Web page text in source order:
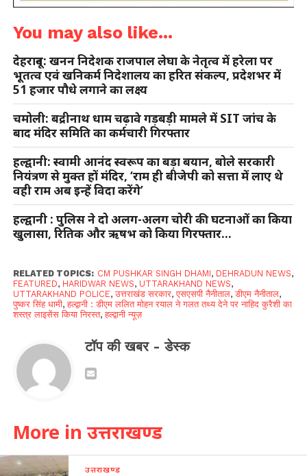
You may also like...
देहरादून: खनन निदेशक राजपाल लेघा के नेतृत्व में हरेला पर
भूतत्व एवं खनिकर्म निदेशालय का हरित संकल्प, प्रदेशभर में
51 हजार पौधे लगाने का लक्ष्य
चमोली: बद्रीनाथ धाम चढ़ावे गड़बड़ी मामले में SIT जांच के
बाद मंदिर समिति का कर्मचारी गिरफ्तार
हल्द्वानी: स्वामी आनंद स्वरूप का बड़ा बयान, बोले सरकारी
नियंत्रण से मुक्त हों मंदिर, ‘राम ही बीजेपी को सत्ता में लाए थे
वही राम अब इन्हें विदा करेंगे’
हल्द्वानी : पुलिस ने दो अलग-अलग चोरी की घटनाओं का किया
खुलासा, रितिक और ऋषभ को किया गिरफ्तार…
RELATED TOPICS: CM PUSHKAR SINGH DHAMI, DEHRADUN NEWS,
FEATURED, HARIDWAR NEWS, UTTARAKHAND NEWS,
UTTARAKHAND POLICE,उत्तराखंड सरकार,एसएसपी नैनीताल,डीएम नैनीताल,
पुष्कर सिंह धामी,हल्द्वानी : डीएम ललित मोहन रयाल ने गलत तथ्य देने पर नाहिद कुरैशी का
शस्त्र लाइसेंस किया निरस्त,हल्द्वानी न्यूज़
टॉप की खबर - डेस्क
More in उत्तराखण्ड
उत्तराखण्ड